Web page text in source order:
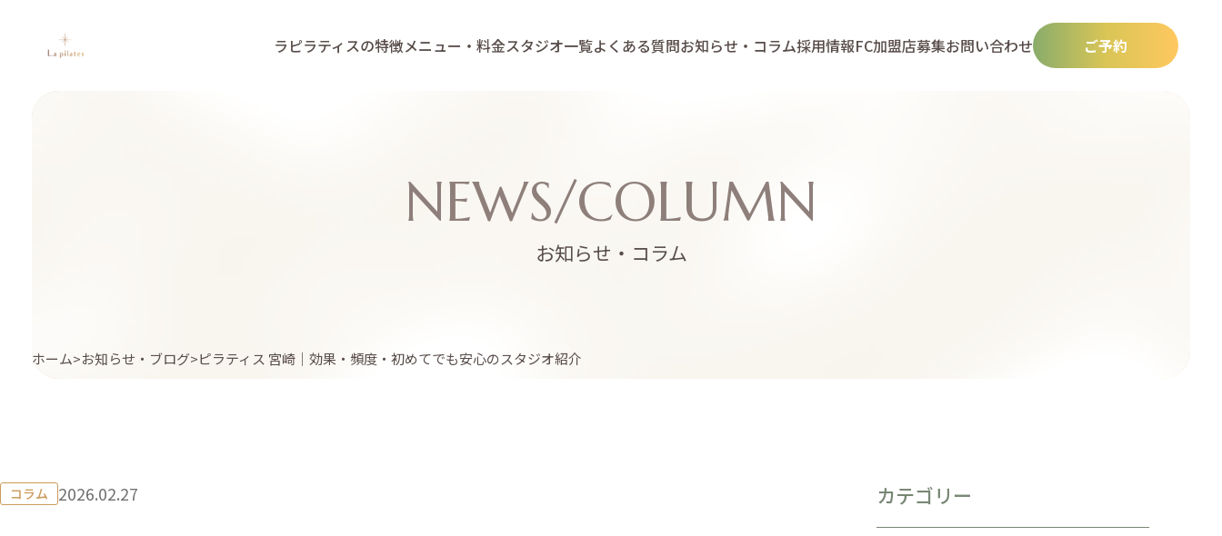
ラピラティスの特徴メニュー・料金スタジオ一覧よくある質問お知らせ・コラム採用情報FC加盟店募集お問い合わせ ご予約
NEWS/COLUMN
お知らせ・コラム
ホーム お知らせ・ブログ ピラティス 宮崎｜効果・頻度・初めてでも安心のスタジオ紹介
コラム 2026.02.27 カテゴリー